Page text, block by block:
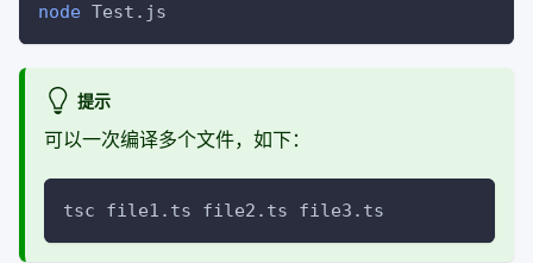
node Test.js
提示
可以一次编译多个文件，如下：
tsc file1.ts file2.ts file3.ts